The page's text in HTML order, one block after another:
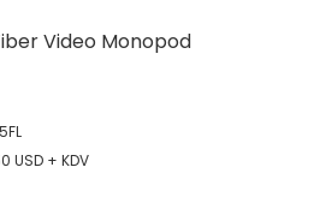
Video Monopod
USD + KDV